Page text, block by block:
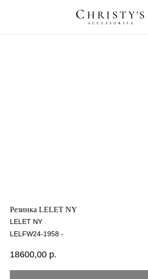
Резинка LELET NY
LELET NY
LELFW24-1958 -
18600,00 р.